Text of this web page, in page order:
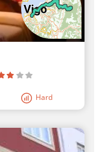
Hard